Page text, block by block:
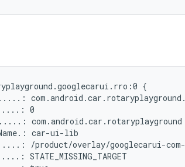
{
0
com.android.car.rotaryplayground
car-ui-lib
/product/overlay/googlecarui-
STATE_MISSING_TARGET